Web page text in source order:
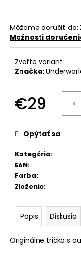
Môžeme doručiť do:
Možnosti
Zvoľte variant
Značka:
€29
cena:
Kategória:
EAN:
Farba:
Zloženie:
Opýtať sa
Popis Diskusia
Originálne tričko s